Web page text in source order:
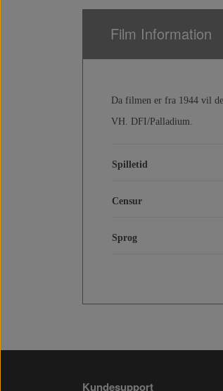
Film Information
Da filmen er fra 1944 vil
VH. DFI/Palladium.
Spilletid
Censur
Sprog
Kundesupport